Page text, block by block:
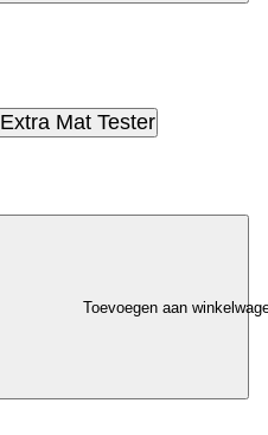
Mat Tester
Toevoegen aan